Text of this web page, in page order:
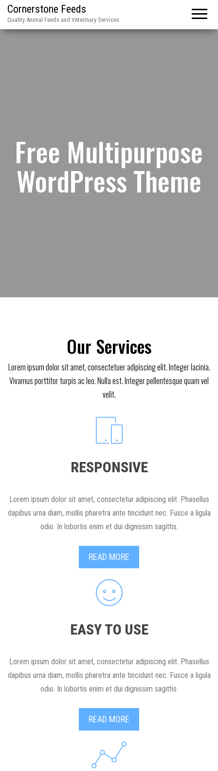
Cornerstone Feeds
Quality Animal Feeds and Veterinary Services
Free Multipurpose
WordPress Theme
Our Services
Lorem ipsum dolor sit amet, consectetuer adipiscing elit. Integer lacinia.
Vivamus porttitor turpis ac leo. Nulla est. Integer pellentesque quam vel
velit.
RESPONSIVE
Lorem ipsum dolor sit amet, consectetur adipiscing elit. Phasellus
dapibus urna diam, mollis pharetra ante tincidunt nec. Fusce a ligula
odio. In lobortis enim et dui dignissim sagittis.
READ MORE
EASY TO USE
Lorem ipsum dolor sit amet, consectetur adipiscing elit. Phasellus
dapibus urna diam, mollis pharetra ante tincidunt nec. Fusce a ligula
odio. In lobortis enim et dui dignissim sagittis.
READ MORE